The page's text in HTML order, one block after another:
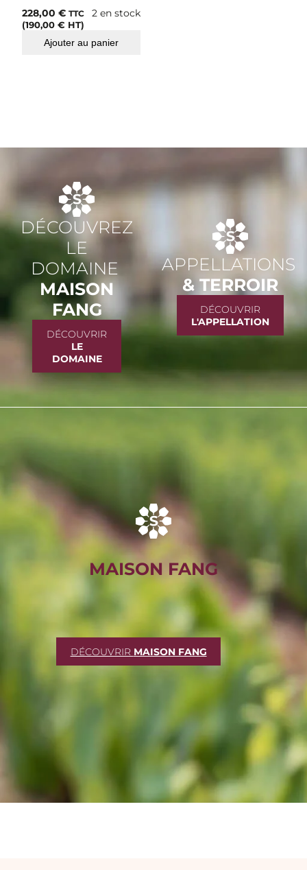
228,00€ TTC
(190,00€ HT)
2 en stock
Ajouter au panier
DÉCOUVREZ
LE
DOMAINE
MAISON
FANG
DÉCOUVRIR
LE
DOMAINE
APPELLATIONS
& TERROIR
DÉCOUVRIR
L'APPELLATION
MAISON FANG
DÉCOUVRIR MAISON FANG